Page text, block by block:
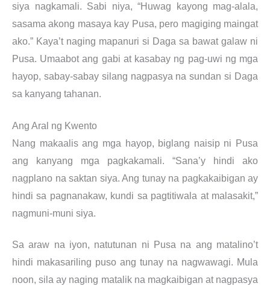
siya nagkamali. Sabi niya, “Huwag kayong mag-alala,
sasama akong masaya kay Pusa, pero magiging maingat
ako.” Kaya’t naging mapanuri si Daga sa bawat galaw ni
Pusa. Umaabot ang gabi at kasabay ng pag-uwi ng mga
hayop, sabay-sabay silang nagpasya na sundan si Daga
sa kanyang tahanan.
Ang Aral ng Kwento
Nang makaalis ang mga hayop, biglang naisip ni Pusa
ang kanyang mga pagkakamali. “Sana’y hindi ako
nagplano na saktan siya. Ang tunay na pagkakaibigan ay
hindi sa pagnanakaw, kundi sa pagtitiwala at malasakit,”
nagmuni-muni siya.
Sa araw na iyon, natutunan ni Pusa na ang matalino’t
hindi makasariling puso ang tunay na nagwawagi. Mula
noon, sila ay naging matalik na magkaibigan at nagpasya